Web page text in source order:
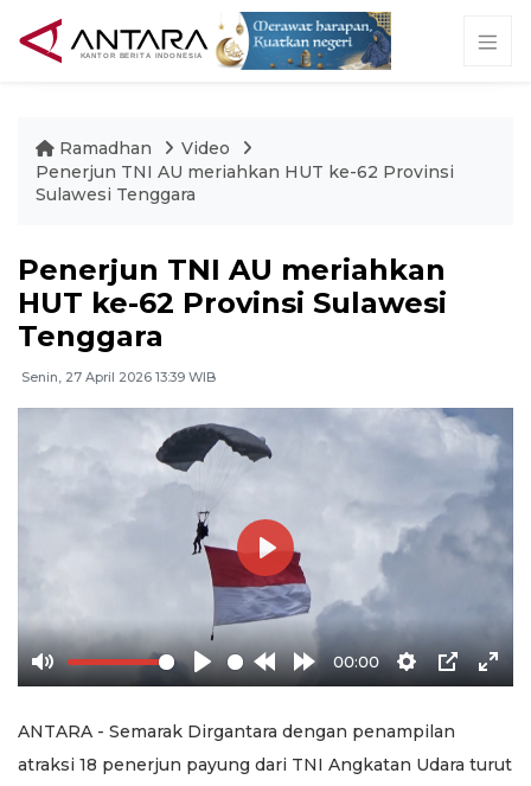
Ramadhan
Video
Penerjun TNI AU meriahkan HUT ke-62 Provinsi
Sulawesi Tenggara
Penerjun TNI AU meriahkan
HUT ke-62 Provinsi Sulawesi
Tenggara
Senin, 27 April 2026 13:39 WIB
Mute Play
Rewind
10s
Forward
00:00
Settings
PIP
Play
ANTARA - Semarak Dirgantara dengan penampilan
atraksi 18 penerjun payung dari TNI Angkatan Udara turut